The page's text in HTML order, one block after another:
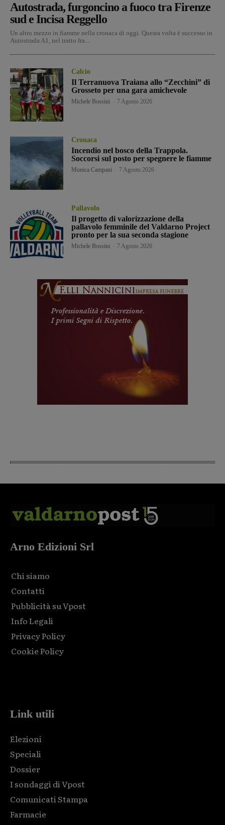
Autostrada, furgoncino a fuoco tra Firenze
sud e Incisa Reggello
Un altro mezzo in fiamme nella cronaca di oggi. Questa volta è successo in
Autostrada A1, nel tratto fra...
Calcio
Il Terranuova Traiana allo “Zecchini” di
Grosseto per una gara amichevole
Michele Bossini 7 Agosto 2026
Cronaca
Incendio nel bosco della Trappola.
Soccorsi sul posto per spegnere le fiamme
Monica Campani 7 Agosto 2026
Pallavolo
Il progetto di valorizzazione della
pallavolo femminile del Valdarno Project
pronto per la sua seconda stagione
Michele Bossini 7 Agosto 2026
Arno Edizioni Srl
Chi siamo
Contatti
Pubblicità su Vpost
Info Legali
Privacy Policy
Cookie Policy
Link utili
Elezioni
Speciali
Dossier
I sondaggi di Vpost
Comunicati Stampa
Farmacie